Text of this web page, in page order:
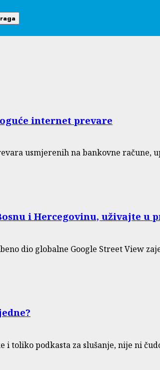
internet prevare
usmjerenih na bankovne račune,
i Hercegovinu, uživajte u
dio globalne Google Street View
i toliko podkasta za slušanje, nije ni